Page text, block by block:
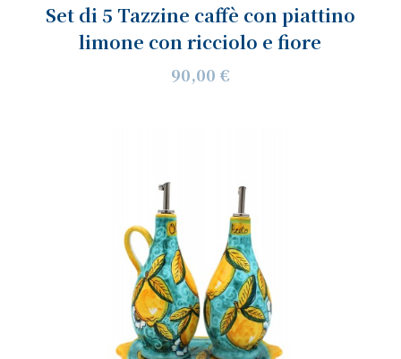
Set di 5 Tazzine caffè con piattino
limone con ricciolo e fiore
90,00 €